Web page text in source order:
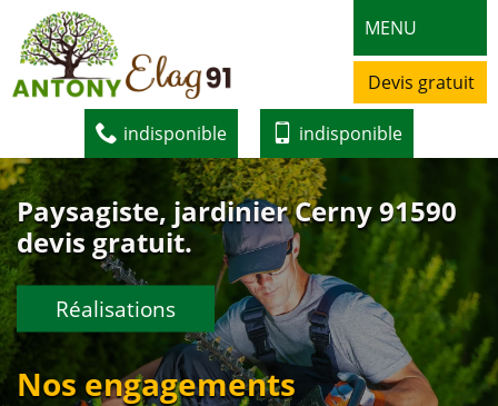
MENU
Devis gratuit
indisponible indisponible
Paysagiste, jardinier Cerny 91590
devis gratuit.
Réalisations
Nos engagements